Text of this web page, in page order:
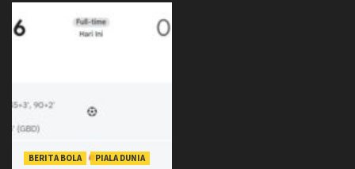
BERITA BOLA PIALA DUNIA